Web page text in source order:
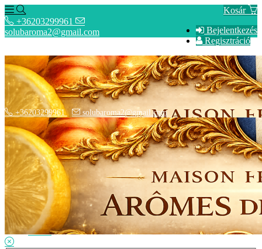
Kosár
Bejelentkezés
Regisztráció
+36203299961
solubaroma2@gmail.com
Hírek
Elérhetőségek
Szállítási Opciók
Adatkezelési Tájékoztató
ÁSZF
+36203299961 solubaroma2@gmail.com